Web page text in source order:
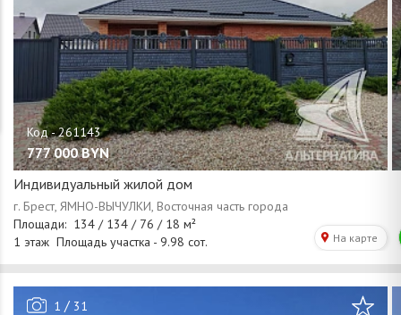
777 000 BYN
Индивидуальный жилой дом
1 / 31